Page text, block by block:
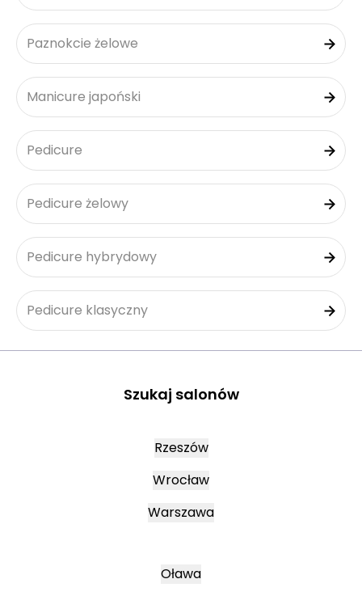
Paznokcie żelowe
Manicure japoński
Pedicure
Pedicure żelowy
Pedicure hybrydowy
Pedicure klasyczny
Szukaj salonów
Rzeszów
Wrocław
Warszawa
Oława